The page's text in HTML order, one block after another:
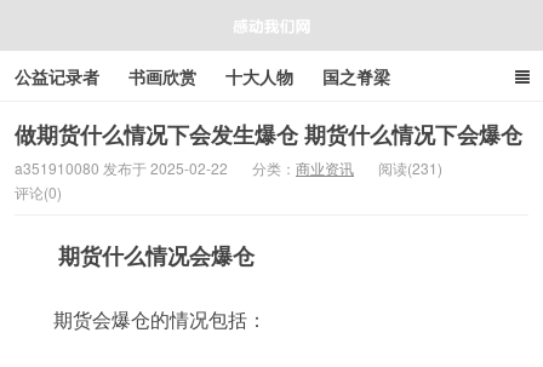
公益记录者 书画欣赏 十大人物 国之脊梁
好人好事 感人资讯 商业资讯 在线工具箱
做期货什么情况下会发生爆仓 期货什么情况下会爆仓
a351910080 发布于 2025-02-22 分类： 商业资讯
阅读(231)
评论(0)
期货什么情况会爆仓
期货会爆仓的情况包括：